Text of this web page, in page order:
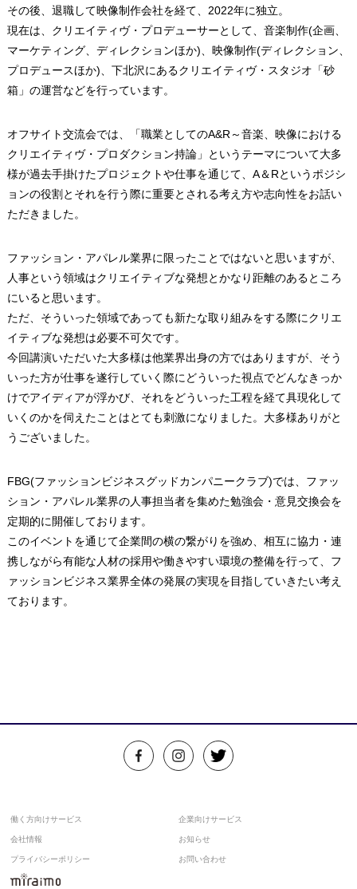
その後、退職して映像制作会社を経て、2022年に独立。
現在は、クリエイティヴ・プロデューサーとして、音楽制作(企画、
マーケティング、ディレクションほか)、映像制作(ディレクション、
プロデュースほか)、下北沢にあるクリエイティヴ・スタジオ「砂
箱」の運営などを行っています。
オフサイト交流会では、「職業としてのA&R～音楽、映像における
クリエイティヴ・プロダクション持論」というテーマについて大多
様が過去手掛けたプロジェクトや仕事を通じて、A＆Rというポジシ
ョンの役割とそれを行う際に重要とされる考え方や志向性をお話い
ただきました。
ファッション・アパレル業界に限ったことではないと思いますが、
人事という領域はクリエイティブな発想とかなり距離のあるところ
にいると思います。
ただ、そういった領域であっても新たな取り組みをする際にクリエ
イティブな発想は必要不可欠です。
今回講演いただいた大多様は他業界出身の方ではありますが、そう
いった方が仕事を遂行していく際にどういった視点でどんなきっか
けでアイディアが浮かび、それをどういった工程を経て具現化して
いくのかを伺えたことはとても刺激になりました。大多様ありがと
うございました。
FBG(ファッションビジネスグッドカンパニークラブ)では、ファッ
ション・アパレル業界の人事担当者を集めた勉強会・意見交換会を
定期的に開催しております。
このイベントを通じて企業間の横の繋がりを強め、相互に協力・連
携しながら有能な人材の採用や働きやすい環境の整備を行って、フ
ァッションビジネス業界全体の発展の実現を目指していきたい考え
ております。
働く方向けサービス 企業向けサービス
会社情報 お知らせ
プライバシーポリシー お問い合わせ